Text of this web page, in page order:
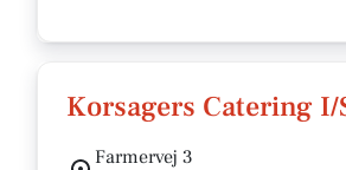
Korsagers Catering I/
Farmervej 3